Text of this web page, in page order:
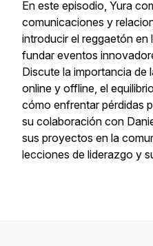
En este episodio, Yura
comunicaciones y
introducir el reggaetón
fundar eventos
Discute la importancia de
online y offline, el
cómo enfrentar pérdidas
su colaboración con
sus proyectos en la
lecciones de liderazgo y